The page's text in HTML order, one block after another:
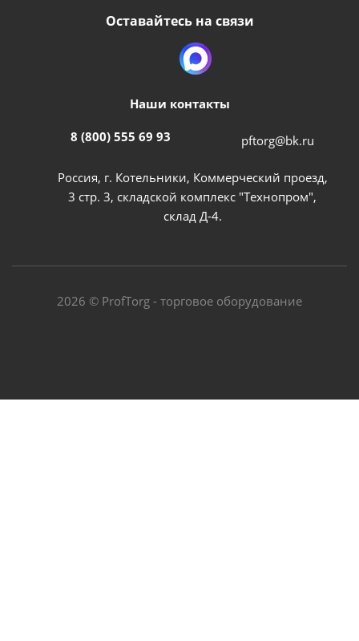
Оставайтесь на связи
Наши контакты
8 (800) 555 69 93 pftorg@bk.ru
Россия, г. Котельники, Коммерческий проезд,
3 стр. 3, складской комплекс "Технопром",
склад Д-4.
2026 © ProfTorg - торговое оборудование